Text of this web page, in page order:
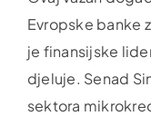
Evropske banke
je finansijske
djeluje. Senad
sektora